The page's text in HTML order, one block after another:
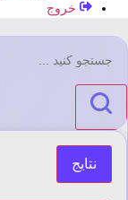
خروج
جستجو
نتایج